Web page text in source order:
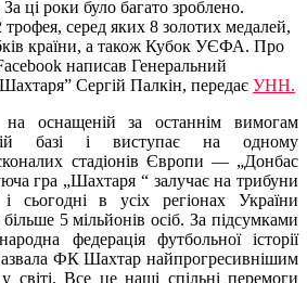
ці роки було багато зроблено.
серед яких 8 золотих медалей,
країни, а також Кубок УЄФА. Про
написав Генеральний
Сергій Палкін, передає УНН.
на оснащеній за останнім вимогам
базі і виступає на одному
стадіонів Європи — „Донбас
гра „Шахтаря “ залучає на трибуни
сьогодні в усіх регіонах України
більше 5 мільйонів осіб. За підсумками
федерація футбольної історії
ФК Шахтар найпрогресивнішим
світі. Все це наші спільні перемоги